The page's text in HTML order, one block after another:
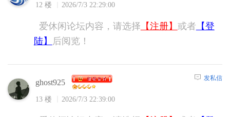
12 楼 2026/7/3 22:29:00
爱休闲论坛内容，请选择 【注册】 或者 【登
陆】
后阅览！
ghost925
13 楼 2026/7/3 22:39:00
发私信